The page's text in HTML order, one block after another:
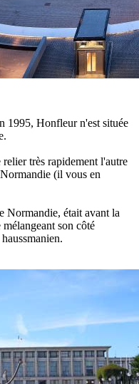
1995, Honfleur n'est située
très rapidement l'autre
(il vous en
Normandie, était avant la
son côté